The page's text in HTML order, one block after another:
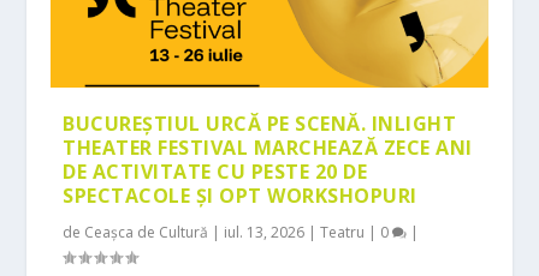
BUCUREȘTIUL URCĂ PE SCENĂ. INLIGHT
THEATER FESTIVAL MARCHEAZĂ ZECE ANI
DE ACTIVITATE CU PESTE 20 DE
SPECTACOLE ȘI OPT WORKSHOPURI
de Ceașca de Cultură | iul. 13, 2026 |Teatru | 0 |